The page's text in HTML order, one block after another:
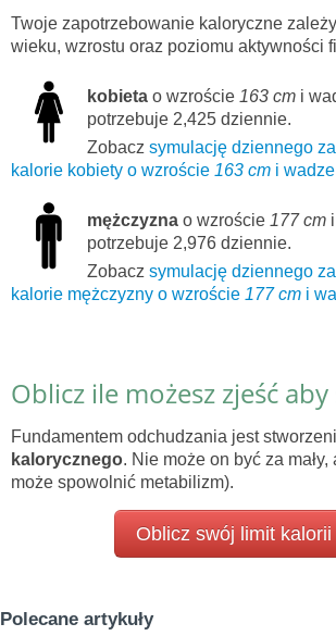
Twoje zapotrzebowanie kaloryczne
wieku, wzrostu oraz poziomu aktywności
kobieta o wzroście 163 cm i
potrzebuje 2,425 dziennie.
Zobacz symulację dziennego
kalorie kobiety o wzroście 163 cm i wadze
mężczyzna o wzroście 177 cm
potrzebuje 2,976 dziennie.
Zobacz symulację dziennego
kalorie mężczyzny o wzroście 177 cm i
Oblicz ile możesz zjeść
Fundamentem odchudzania jest
kalorycznego. Nie może on być za
może spowolnić metabilizm).
Oblicz swój limit kalorii
Polecane artykuły